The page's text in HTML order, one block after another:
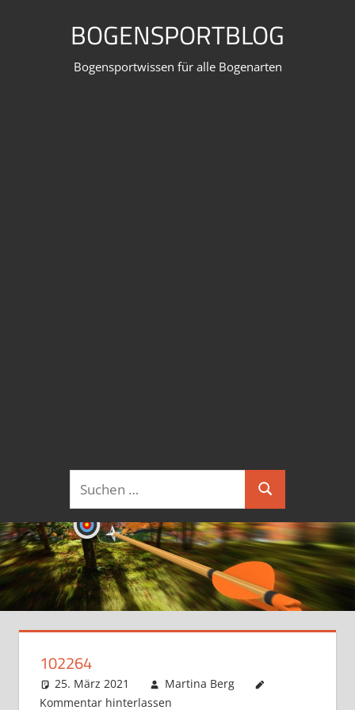
BOGENSPORTBLOG
Bogensportwissen für alle Bogenarten
Suchen
nach:
Suchen
102264
25. März 2021
Martina Berg
Kommentar hinterlassen